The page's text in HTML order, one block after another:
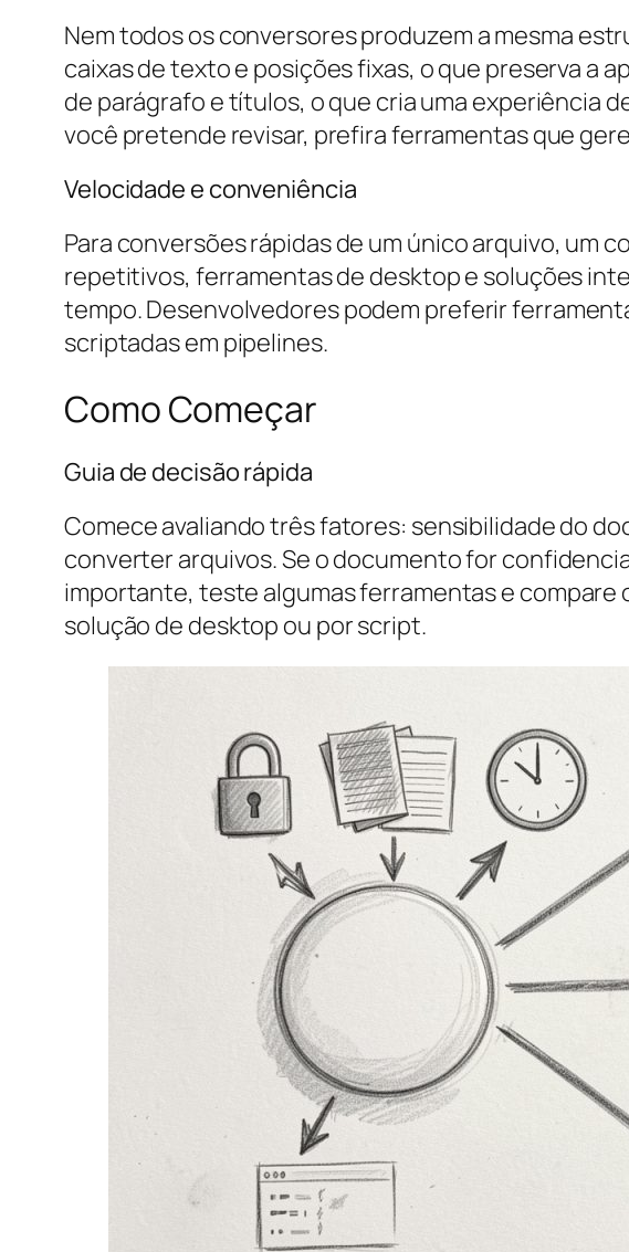
Nem todos os conversores produzem a mesma
caixas de texto e posições fixas, o que preserva a
de parágrafo e títulos, o que cria uma experiência
você pretende revisar, prefira ferramentas que
Velocidade e conveniência
Para conversões rápidas de um único arquivo, um
repetitivos, ferramentas de desktop e soluções
tempo. Desenvolvedores podem preferir
scriptadas em pipelines.
Como Começar
Guia de decisão rápida
Comece avaliando três fatores: sensibilidade do
converter arquivos. Se o documento for
importante, teste algumas ferramentas e
solução de desktop ou por script.